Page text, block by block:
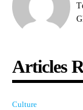
Articles
Culture